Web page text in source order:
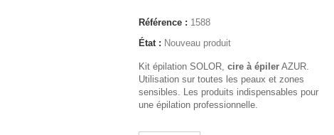
Référence : 1588
État : Nouveau produit
Kit épilation SOLOR, cire à épiler AZUR.
Utilisation sur toutes les peaux et zones
sensibles. Les produits indispensables pour
une épilation professionnelle.